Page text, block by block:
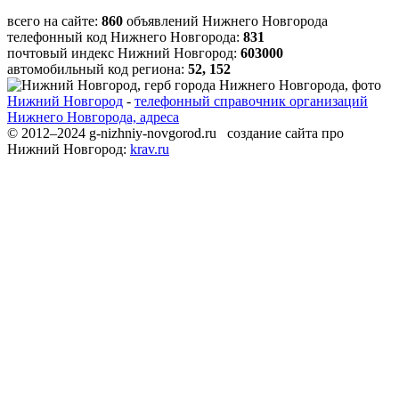
всего на сайте: 860 объявлений Нижнего Новгорода
телефонный код Нижнего Новгорода: 831
почтовый индекс Нижний Новгород: 603000
автомобильный код региона: 52, 152
Нижний Новгород - телефонный справочник организаций
Нижнего Новгорода, адреса
© 2012–2024 g-nizhniy-novgorod.ru создание сайта про
Нижний Новгород: krav.ru